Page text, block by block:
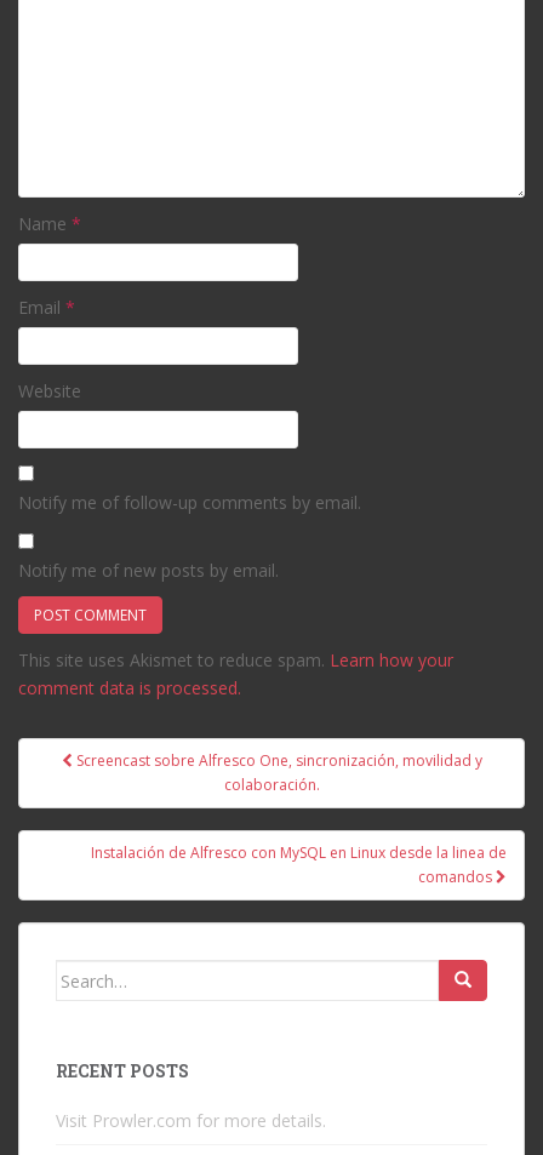
Name *
Email *
Website
Notify me of follow-up comments by email.
Notify me of new posts by email.
This site uses Akismet to reduce spam. Learn how your
comment data is processed.
PostScreencast sobre Alfresco One, sincronización, movilidad y
colaboración.
Instalación de Alfresco con MySQL en Linux desde la linea de
comandos
Search
RECENT POSTS
Visit Prowler.com for more details.